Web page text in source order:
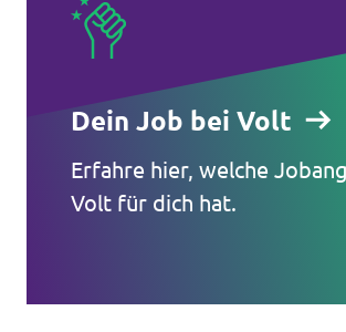
Dein Job bei Volt
Erfahre hier, welche
Volt für dich hat.